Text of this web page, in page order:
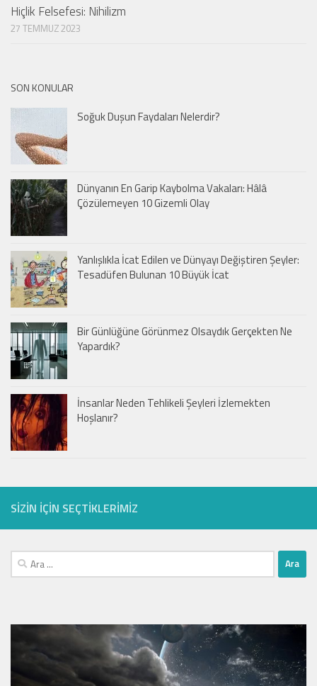
Hiçlik Felsefesi: Nihilizm
27 TEMMUZ 2023
SON KONULAR
Soğuk Duşun Faydaları Nelerdir?
Dünyanın En Garip Kaybolma Vakaları: Hâlâ
Çözülemeyen 10 Gizemli Olay
Yanlışlıkla İcat Edilen ve Dünyayı Değiştiren Şeyler:
Tesadüfen Bulunan 10 Büyük İcat
Bir Günlüğüne Görünmez Olsaydık Gerçekten Ne
Yapardık?
İnsanlar Neden Tehlikeli Şeyleri İzlemekten
Hoşlanır?
SIZIN IÇIN SEÇTIKLERIMIZ
Arama: